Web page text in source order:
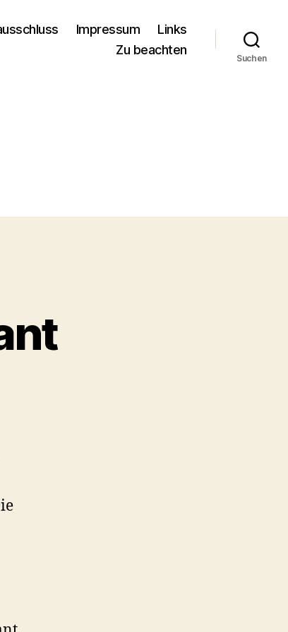
Impressum
Links
Zu beachten
Suchen